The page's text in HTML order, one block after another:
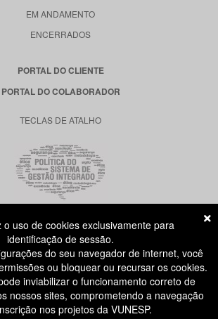
EM ANDAMENTO
ENCERRADOS
PORTAL DO CLIENTE
PORTAL DO COLABORADOR
TECLAS DE ATALHO
RUA DONA GERMAINE BURCHARD, 515
ÁGUA BRANCA - SÃO PAULO SP
CEP: 05002-062
o uso de cookies exclusivamente para
identificação de sessão.
do seu navegador de internet, você
ou bloquear ou recursar os cookies.
inviabilizar o funcionamento correto de
nossos sites, comprometendo a navegação
nos projetos da VUNESP.